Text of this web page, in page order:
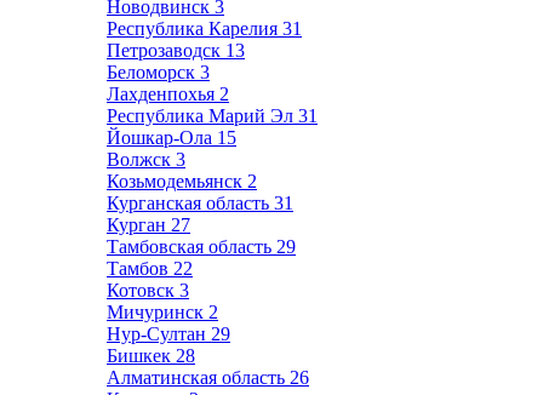
Новодвинск 3
Республика Карелия 31
Петрозаводск 13
Беломорск 3
Лахденпохья 2
Республика Марий Эл 31
Йошкар-Ола 15
Волжск 3
Козьмодемьянск 2
Курганская область 31
Курган 27
Тамбовская область 29
Тамбов 22
Котовск 3
Мичуринск 2
Нур-Султан 29
Бишкек 28
Алматинская область 26